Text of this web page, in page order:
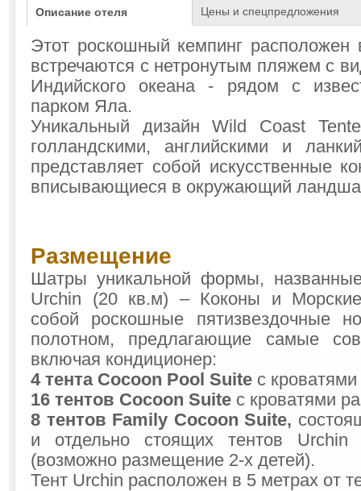
Описание отеля Цены и спецпредложения
Этот роскошный кемпинг расположен
встречаются с нетронутым пляжем с
Индийского океана - рядом с
парком Яла.
Уникальный дизайн Wild Coast
голландскими, английскими и
представляет собой искусственные
вписывающиеся в окружающий
Размещение
Шатры уникальной формы,
Urchin (20 кв.м) – Коконы и
собой роскошные пятизвездочные
полотном, предлагающие самые
включая кондиционер:
4 тента Cocoon Pool Suite с
16 тентов Cocoon Suite с кроватями
8 тентов Family Cocoon Suite,
и отдельно стоящих тентов
(возможно размещение 2-х детей).
Тент Urchin расположен в 5 метрах от